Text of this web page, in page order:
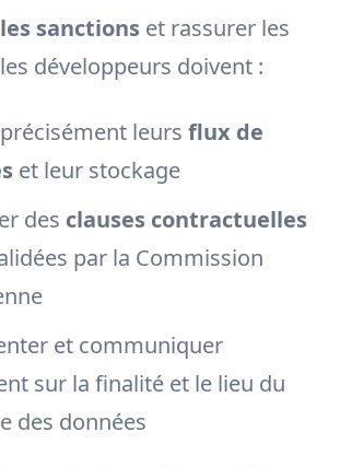
sanctions et rassurer les
développeurs doivent :
leurs flux de
et leur stockage
des clauses contractuelles
par la Commission
et communiquer
sur la finalité et le lieu du
des données